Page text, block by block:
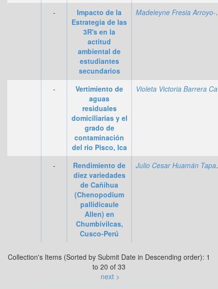
-
Impacto de la
Estrategia de las
3R's en la
actitud
ambiental de
estudiantes
secundarios
-
Vertimiento de
aguas
residuales
domiciliarias y el
grado de
contaminación
del rio Pisco, Ica
-
Rendimiento de
diez variedades
de Cañihua
(Chenopodium
pallidicaule
Allen) en
Chumbivilcas,
Cusco-Perú
Collection's Items (Sorted by Submit Date in Descending order): 1
to 20 of 33
next >